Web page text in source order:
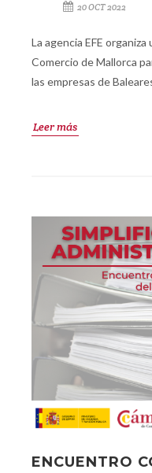
20 OCT 2022
La agencia EFE
Comercio de Mallorca
las empresas de
Leer más
ENCUENTRO